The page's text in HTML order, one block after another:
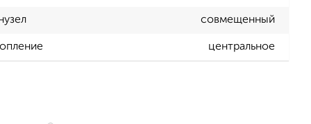
совмещенный
центральное